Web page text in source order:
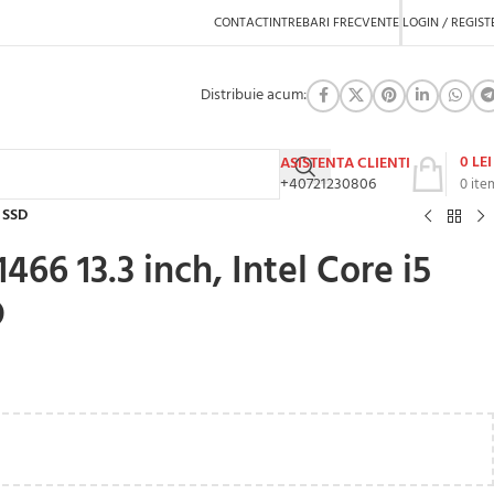
CONTACTINTREBARI FRECVENTE LOGIN /
Distribuie acum:
ASISTENTA CLIENTI
+40721230806
0
0 LEI
13.3 inch, Intel Core i5